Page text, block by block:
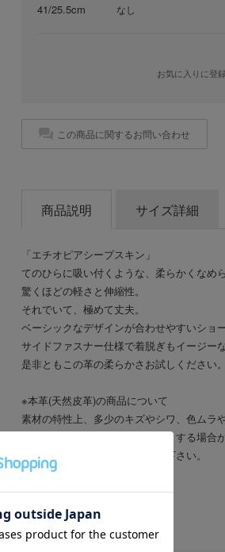
41/25.5cm なし
お気に入りに登
この商品に関するお問い合わせ
商品説明 サイズ詳細
「エチオピアシープスキン」
てのひらに吸い付くような、柔らかくなめら
驚くほどの軽さと伸縮性。
それでいて、極めて丈夫。
ベーシックなデザインが合わせやすいショ
サイドファスナー仕様で着脱ぎもイージーな
是非ともこの革の柔らかさお試しください。
※本革(天然皮革)の商品について
素材の特性上、多少のキズやシワ、色ムラ
汗や雨などで濡れた場合、色移りする場合
きるだけ濡らさないようご注意下さい。
商品番号